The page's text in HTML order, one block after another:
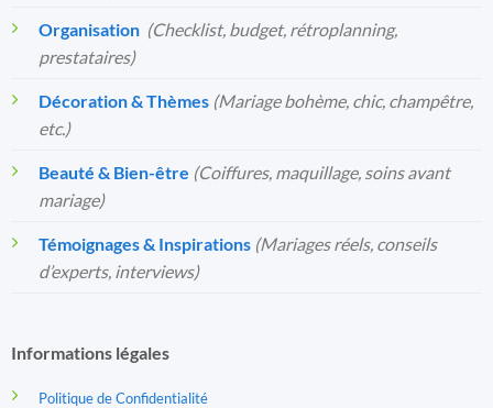
Organisation️ (Checklist, budget, rétroplanning,
prestataires)
Décoration & Thèmes (Mariage bohème, chic, champêtre,
etc.)
Beauté & Bien-être (Coiffures, maquillage, soins avant
mariage)
Témoignages & Inspirations (Mariages réels, conseils
d’experts, interviews)
Informations légales
Politique de Confidentialité